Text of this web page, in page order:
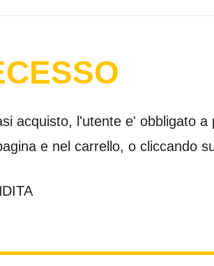
acquisto, l'utente e' obbligato a
e nel carrello, o cliccando